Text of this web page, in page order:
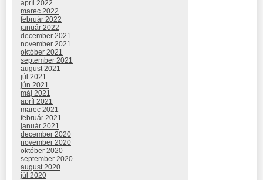
apríl 2022
marec 2022
február 2022
január 2022
december 2021
november 2021
október 2021
september 2021
august 2021
júl 2021
jún 2021
máj 2021
apríl 2021
marec 2021
február 2021
január 2021
december 2020
november 2020
október 2020
september 2020
august 2020
júl 2020